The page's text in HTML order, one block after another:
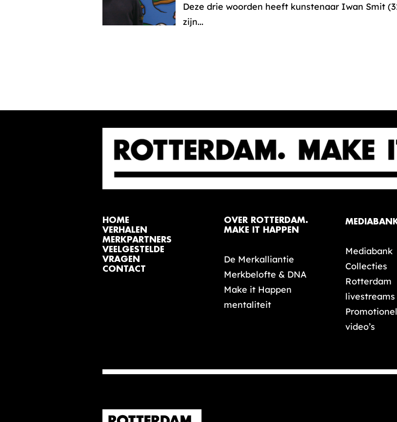
Deze drie woorden heeft kunstenaar Iwan Smit
zijn...
HOME
VERHALEN
MERKPARTNERS
VEELGESTELDE
VRAGEN
CONTACT
OVER ROTTERDAM.
MAKE IT HAPPEN
De Merkalliantie
Merkbelofte & DNA
Make it Happen
mentaliteit
Mediabank
Collecties
Rotterdam
livestreams
video’s